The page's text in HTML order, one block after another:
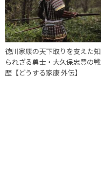
徳川家康の天下取りを支えた知
られざる勇士・大久保忠豊の戦
歴【どうする家康 外伝】